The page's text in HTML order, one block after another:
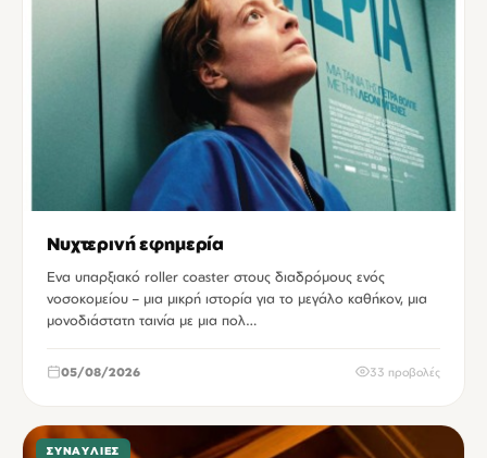
Νυχτερινή εφημερία
Ενα υπαρξιακό roller coaster στους διαδρόμους ενός
νοσοκομείου – μια μικρή ιστορία για το μεγάλο καθήκον, μια
μονοδιάστατη ταινία με μια πολ…
05/08/2026 33 προβολές
ΣΥΝΑΥΛΊΕΣ